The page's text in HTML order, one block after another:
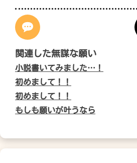
関連した無謀な願い
小説書いてみました…！
初めまして！！
初めまして！！
もしも願いが叶うなら